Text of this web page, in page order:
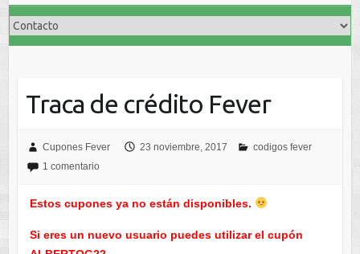
Traca de crédito Fever
Cupones Fever 23 noviembre, 2017
codigos fever
1 comentario
Estos cupones ya no están disponibles.
Si eres un nuevo usuario puedes utilizar el cupón